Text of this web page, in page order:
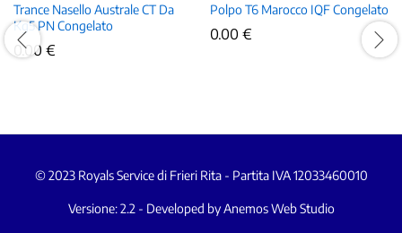
Trance Nasello Australe CT Da
Kg5 PN Congelato
0.00 €
Polpo T6 Marocco IQF Congelato
0.00 €
© 2023 Royals Service di Frieri Rita - Partita IVA 12033460010
Versione: 2.2 - Developed by Anemos Web Studio